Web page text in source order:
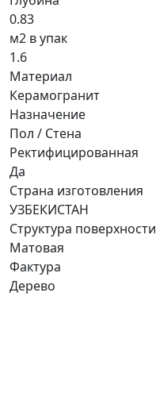
0.83
м2 в упак
1.6
Материал
Керамогранит
Назначение
Пол / Стена
Ректифицированная
Да
Страна изготовления
УЗБЕКИСТАН
Структура поверхности
Матовая
Фактура
Дерево